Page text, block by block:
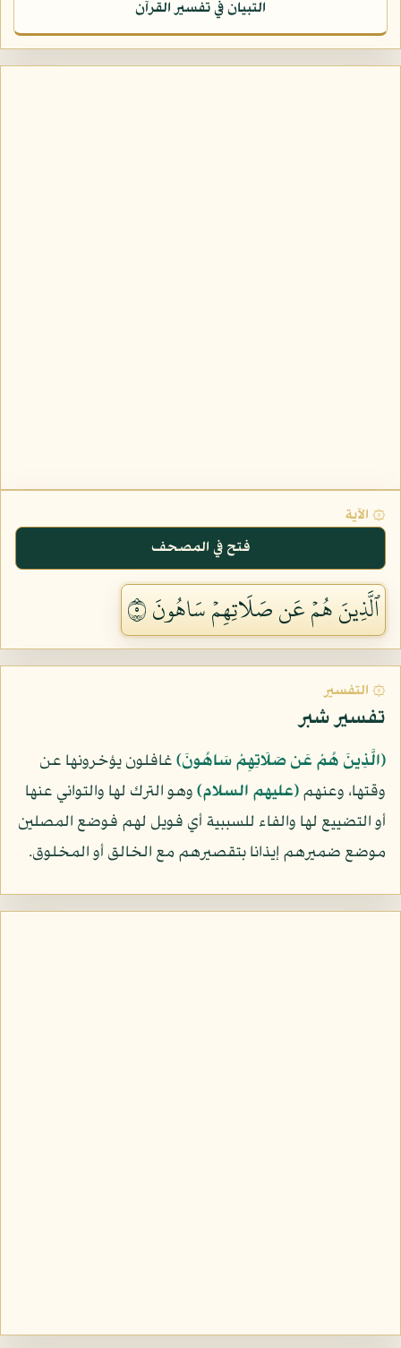
التبيان في تفسير القرآن
۞ الآية
فتح في المصحف
ٱلَّذِينَ هُمۡ عَن صَلَاتِهِمۡ سَاهُونَ ٥
۞ التفسير
تفسير شبر
﴿الَّذِينَ هُمْ عَن صَلَاتِهِمْ سَاهُونَ﴾غافلون يؤخرونها عن
وقتها، وعنهم(عليهم السلام)وهو الترك لها والتواني عنها
أو التضييع لها والفاء للسببية أي فويل لهم فوضع المصلين
موضع ضميرهم إيذانا بتقصيرهم مع الخالق أو المخلوق.